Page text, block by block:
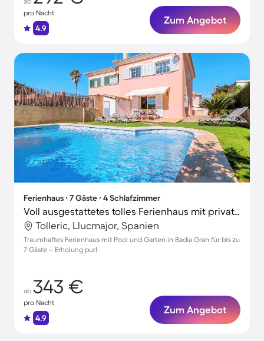
pro Nacht
4.9
Zum Angebot
Ferienhaus ∙ 7 Gäste ∙ 4 Schlafzimmer
Voll ausgestattetes tolles Ferienhaus mit privatem Pool, Garten und Terrasse
Tolleric, Llucmajor, Spanien
Traumhaftes Ferienhaus mit Pool und Garten in Badia Gran für bis zu
7 Gäste – Erholung pur!
ab 343 €
pro Nacht
4.9
Zum Angebot